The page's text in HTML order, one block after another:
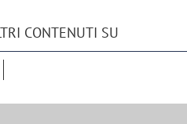
CONTENUTI SU